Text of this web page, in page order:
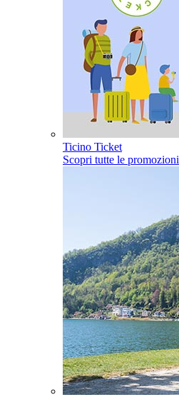
Ticino Ticket
Scopri tutte le promozioni